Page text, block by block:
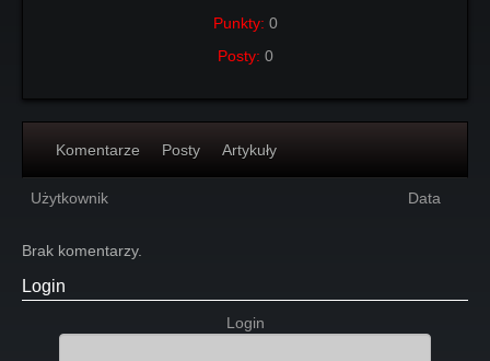
Punkty: 0
Posty: 0
Komentarze Posty Artykuły
Użytkownik Data
Brak komentarzy.
Login
Login